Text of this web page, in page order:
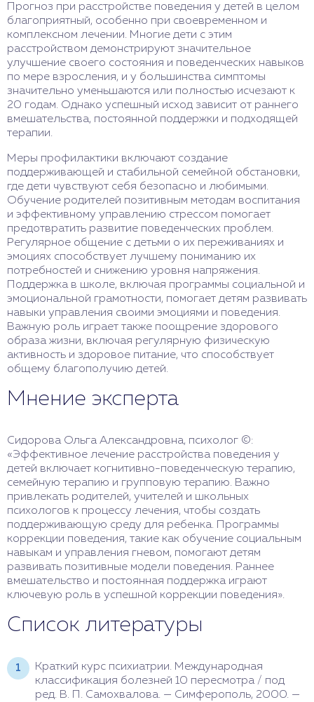
Прогноз при расстройстве поведения у детей в целом
благоприятный, особенно при своевременном и
комплексном лечении. Многие дети с этим
расстройством демонстрируют значительное
улучшение своего состояния и поведенческих навыков
по мере взросления, и у большинства симптомы
значительно уменьшаются или полностью исчезают к
20 годам. Однако успешный исход зависит от раннего
вмешательства, постоянной поддержки и подходящей
терапии.
Меры профилактики включают создание
поддерживающей и стабильной семейной обстановки,
где дети чувствуют себя безопасно и любимыми.
Обучение родителей позитивным методам воспитания
и эффективному управлению стрессом помогает
предотвратить развитие поведенческих проблем.
Регулярное общение с детьми о их переживаниях и
эмоциях способствует лучшему пониманию их
потребностей и снижению уровня напряжения.
Поддержка в школе, включая программы социальной и
эмоциональной грамотности, помогает детям развивать
навыки управления своими эмоциями и поведения.
Важную роль играет также поощрение здорового
образа жизни, включая регулярную физическую
активность и здоровое питание, что способствует
общему благополучию детей.
Мнение эксперта
Сидорова Ольга Александровна, психолог ©:
«Эффективное лечение расстройства поведения у
детей включает когнитивно-поведенческую терапию,
семейную терапию и групповую терапию. Важно
привлекать родителей, учителей и школьных
психологов к процессу лечения, чтобы создать
поддерживающую среду для ребенка. Программы
коррекции поведения, такие как обучение социальным
навыкам и управления гневом, помогают детям
развивать позитивные модели поведения. Раннее
вмешательство и постоянная поддержка играют
ключевую роль в успешной коррекции поведения».
Список литературы
Краткий курс психиатрии. Международная
классификация болезней 10 пересмотра / под
ред. В. П. Самохвалова. — Симферополь, 2000. —